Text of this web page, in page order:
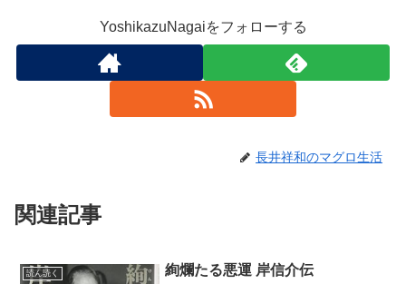
YoshikazuNagaiをフォローする
長井祥和のマグロ生活
関連記事
読ん読く 絢爛たる悪運 岸信介伝